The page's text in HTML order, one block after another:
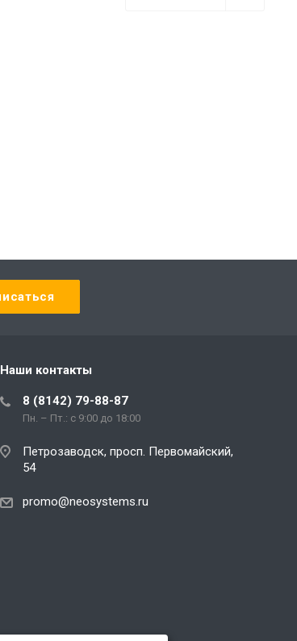
Наши контакты
8 (8142) 79-88-87
Пн. – Пт.: с 9:00 до 18:00
Петрозаводск, просп. Первомайский,
54
promo@neosystems.ru